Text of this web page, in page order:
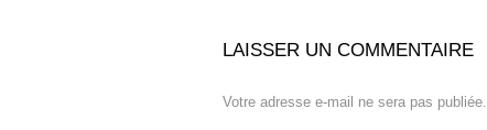
LAISSER UN COMMENTAIRE
Votre adresse e-mail ne sera pas publiée.